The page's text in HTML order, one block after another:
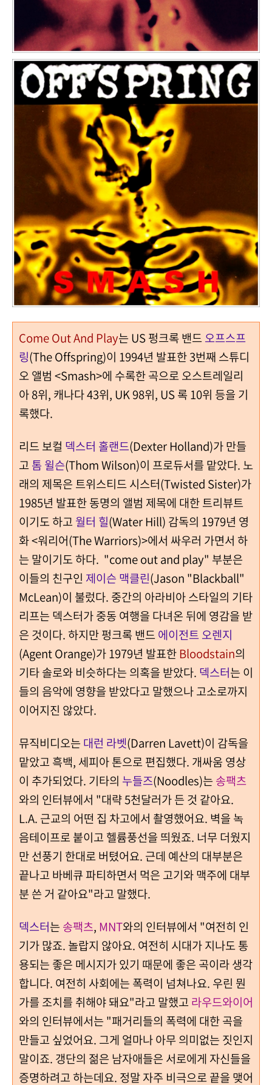
Come Out And Play는 US 펑크록 밴드오프스프
링(The Offspring)이 1994년 발표한 3번째 스튜디
오 앨범 <Smash>에 수록한 곡으로 오스트레일리
아 8위, 캐나다 43위, UK 98위, US 록 10위 등을 기
록했다.
리드 보컬 덱스터 홀랜드(Dexter Holland)가 만들
고 톰 윌슨(Thom Wilson)이 프로듀서를 맡았다. 노
래의 제목은 트위스티드 시스터(Twisted Sister)가
1985년 발표한 동명의 앨범 제목에 대한 트리뷰트
이기도 하고 월터 힐(Water Hill) 감독의 1979년 영
화 <워리어(The Warriors)>에서 싸우러 가면서 하
는 말이기도 하다. "come out and play" 부분은
이들의 친구인 제이슨 맥클린(Jason "Blackball"
McLean)이 불렀다. 중간의 아라비아 스타일의 기타
리프는 덱스터가 중동 여행을 다녀온 뒤에 영감을 받
은 것이다. 하지만 펑크록 밴드에이전트 오렌지
(Agent Orange)가 1979년 발표한Bloodstain의
기타 솔로와 비슷하다는 의혹을 받았다. 덱스터는 이
들의 음악에 영향을 받았다고 말했으나 고소로까지
이어지진 않았다.
뮤직비디오는 대런 라벳(Darren Lavett)이 감독을
맡았고 흑백, 세피아 톤으로 편집했다. 개싸움 영상
이 추가되었다. 기타의 누들즈(Noodles)는 송팩츠
와의 인터뷰에서 "대략 5천달러가 든 것 같아요.
L.A. 근교의 어떤 집 차고에서 촬영했어요. 벽을 녹
음테이프로 붙이고 헬륨풍선을 띄웠죠. 너무 더웠지
만 선풍기 한대로 버텼어요. 근데 예산의 대부분은
끝나고 바베큐 파티하면서 먹은 고기와 맥주에 대부
분 쓴 거 같아요"라고 말했다.
덱스터는 송팩츠, MNT와의 인터뷰에서 "여전히 인
기가 많죠. 놀랍지 않아요. 여전히 시대가 지나도 통
용되는 좋은 메시지가 있기 때문에 좋은 곡이라 생각
합니다. 여전히 사회에는 폭력이 넘쳐나요. 우린 뭔
가를 조치를 취해야 돼요"라고 말했고 라우드와이어
와의 인터뷰에서는 "패거리들의 폭력에 대한 곡을
만들고 싶었어요. 그게 얼마나 아무 의미없는 짓인지
말이죠. 갱단의 젊은 남자애들은 서로에게 자신들을
증명하려고 하는데요. 정말 자주 비극으로 끝을 맺어